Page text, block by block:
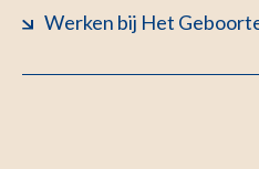
Werken bij Het